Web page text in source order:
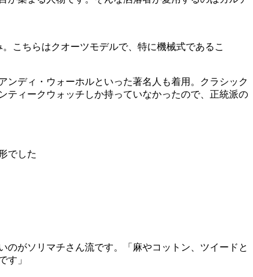
こちらはクオーツモデルで、特に機械式であるこ
ンディ・ウォーホルといった著名人も着用。クラシック
ティークウォッチしか持っていなかったので、正統派の
でした
がソリマチさん流です。「麻やコットン、ツイードと
す」